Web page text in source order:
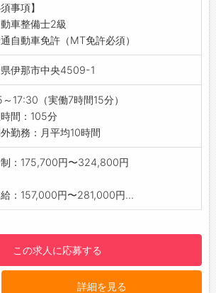
”の車検工場です！
の業務の流れ】
始業
開始・車検受入点検作業
昼休憩
車検作業・点検作業
する仕組みです。
制度：新技術の習得等に対して評価を行
須事項】
動車整備士2級
通自動車免許（MT免許必須）
伊那市中央4509-1
17:30（実働7時間15分）
間：105分
勤務：月平均10時間
制：175,700円〜324,800円
：157,000円〜281,000円...
この求人に応募する
詳細を見る